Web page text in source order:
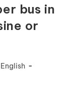
bus in
or
English